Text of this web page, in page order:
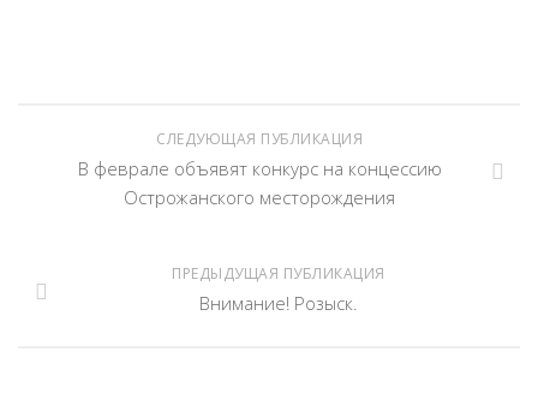
СЛЕДУЮЩАЯ ПУБЛИКАЦИЯ
В феврале объявят конкурс на концессию
Острожанского месторождения
ПРЕДЫДУЩАЯ ПУБЛИКАЦИЯ
Внимание! Розыск.